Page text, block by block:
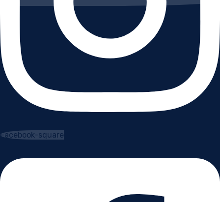
Facebook-square